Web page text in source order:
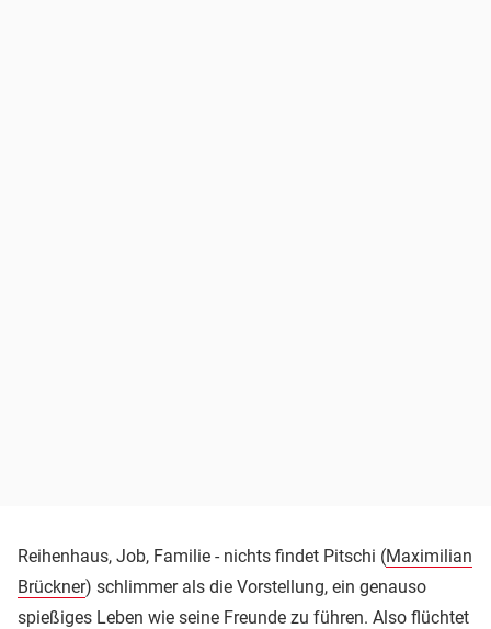
Reihenhaus, Job, Familie - nichts findet Pitschi (Maximilian
Brückner) schlimmer als die Vorstellung, ein genauso
spießiges Leben wie seine Freunde zu führen. Also flüchtet